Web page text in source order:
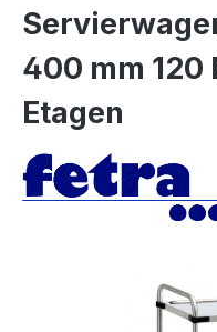
400 mm 120
Etagen